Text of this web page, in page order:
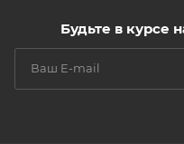
Будьте в курсе